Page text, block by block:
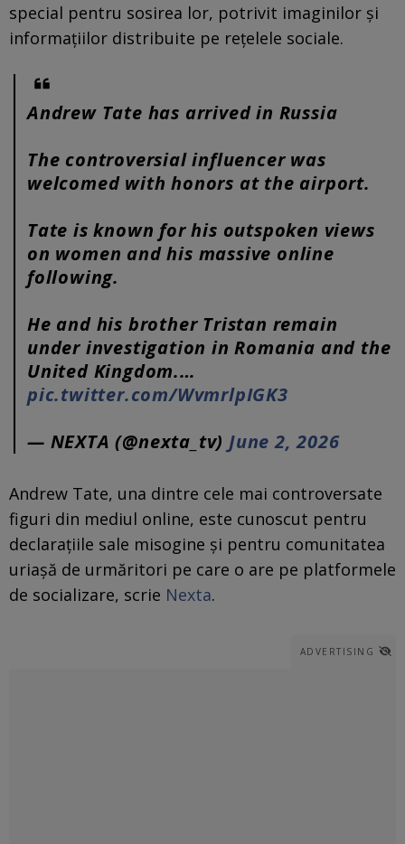
special pentru sosirea lor, potrivit imaginilor și
informațiilor distribuite pe rețelele sociale.
Andrew Tate has arrived in Russia
The controversial influencer was
welcomed with honors at the airport.
Tate is known for his outspoken views
on women and his massive online
following.
He and his brother Tristan remain
under investigation in Romania and the
United Kingdom.…
pic.twitter.com/WvmrlpIGK3
— NEXTA (@nexta_tv) June 2, 2026
Andrew Tate, una dintre cele mai controversate
figuri din mediul online, este cunoscut pentru
declarațiile sale misogine și pentru comunitatea
uriașă de urmăritori pe care o are pe platformele
de socializare, scrie Nexta.
ADVERTISING